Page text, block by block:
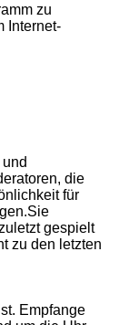
zu
Internet-
die
für
gespielt
zu den letzten
Empfange